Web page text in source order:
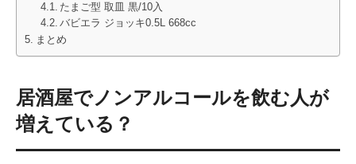
たまご型 取皿 黒/10入
バビエラ ジョッキ0.5L 668cc
まとめ
居酒屋でノンアルコールを飲む人が
増えている？